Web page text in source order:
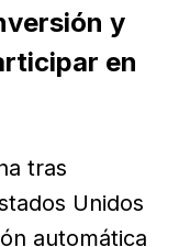
y
en
tras
Unidos
automática